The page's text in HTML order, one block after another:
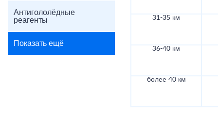
Антигололёдные
реагенты
Показать ещё
31-35 км
36-40 км
более 40 км